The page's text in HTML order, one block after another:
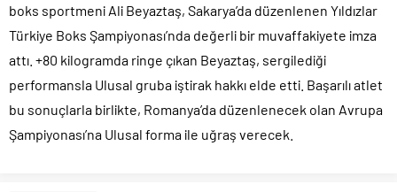
boks sportmeni Ali Beyaztaş, Sakarya’da düzenlenen Yıldızlar
Türkiye Boks Şampiyonası’nda değerli bir muvaffakiyete imza
attı. +80 kilogramda ringe çıkan Beyaztaş, sergilediği
performansla Ulusal gruba iştirak hakkı elde etti. Başarılı atlet
bu sonuçlarla birlikte, Romanya’da düzenlenecek olan Avrupa
Şampiyonası’na Ulusal forma ile uğraş verecek.